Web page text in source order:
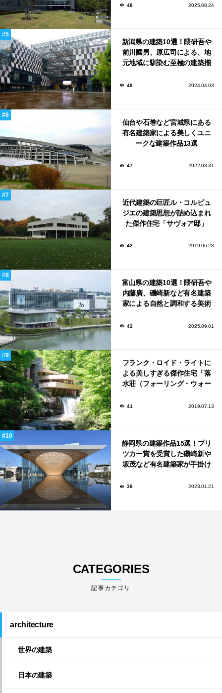
48 2025.08.24
新潟県の建築10選！隈研吾や
前川國男、原広司による、地
元地域に馴染む至極の建築揃
48 2024.04.03
仙台や石巻など宮城県にある
有名建築家による美しくユニ
ークな建築作品13選
47 2022.03.31
近代建築の巨匠ル・コルビュ
ジエの建築思想が詰め込まれ
た傑作住宅「サヴォア邸」
42 2019.06.23
富山県の建築10選！隈研吾や
内藤廣、磯崎新など有名建築
家による自然と調和する美術
42 2025.09.01
フランク・ロイド・ライトに
よる美しすぎる傑作住宅「落
水荘（フォーリング・ウォー
41 2019.07.13
静岡県の建築作品15選！プリ
ツカー賞を受賞した磯崎新や
坂茂など有名建築家が手掛け
38 2023.01.21
CATEGORIES
architecture
世界の建築
日本の建築